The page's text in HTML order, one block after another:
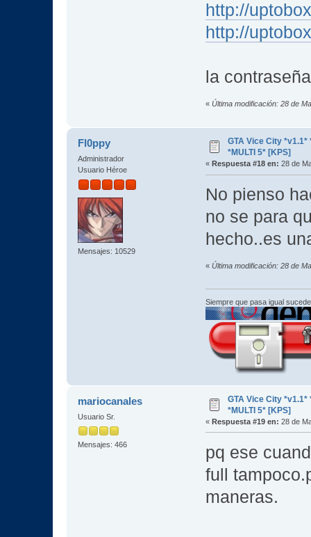
http://
http://
la
« Última modificación: 28 de
Fl0ppy
Administrador
Usuario Héroe
Mensajes: 10529
GTA Vice City *v1.1*
*MULTI 5* [KPS]
« Respuesta #18 en: 28 de
No pienso
no se para
hecho..es
« Última modificación: 28 de
Siempre que pasa igual
mariocanales
Usuario Sr.
Mensajes: 466
GTA Vice City *v1.1*
*MULTI 5* [KPS]
« Respuesta #19 en: 28 de
pq ese
full
maneras.